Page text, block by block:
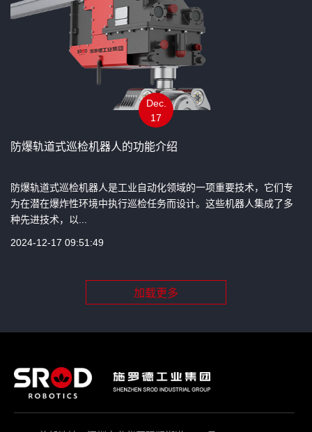
Dec.
17
防爆轨道式巡检机器人的功能介绍
防爆轨道式巡检机器人是工业自动化领域的一项重要技术，它们专
为在潜在爆炸性环境中执行巡检任务而设计。这些机器人集成了多
种先进技术，以...
2024-12-17 09:51:49